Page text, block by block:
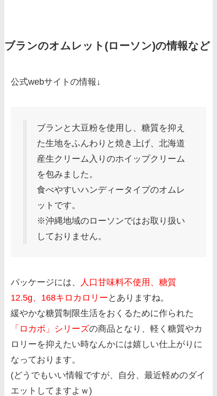
ブランのオムレット(ローソン)の情報など
公式webサイトの情報↓
ブランと大豆粉を使用し、糖質を抑え
た生地をふんわりと焼き上げ、北海道
産生クリーム入りのホイップクリーム
を包みました。
食べやすいハンディータイプのオムレ
ットです。
※沖縄地域のローソンではお取り扱い
しておりません。
パッケージには、
人口甘味料不使用、糖質
12.5g、168キロカロリー とありますね。
緩やかな糖質制限生活をおくるために作られた
「ロカボ」シリーズの商品となり、軽く糖質やカ
ロリーを抑えたい時なんかには嬉しい仕上がりに
なっております。
(どうでもいい情報ですが、自分、最近軽めのダイ
エットしてますよｗ)